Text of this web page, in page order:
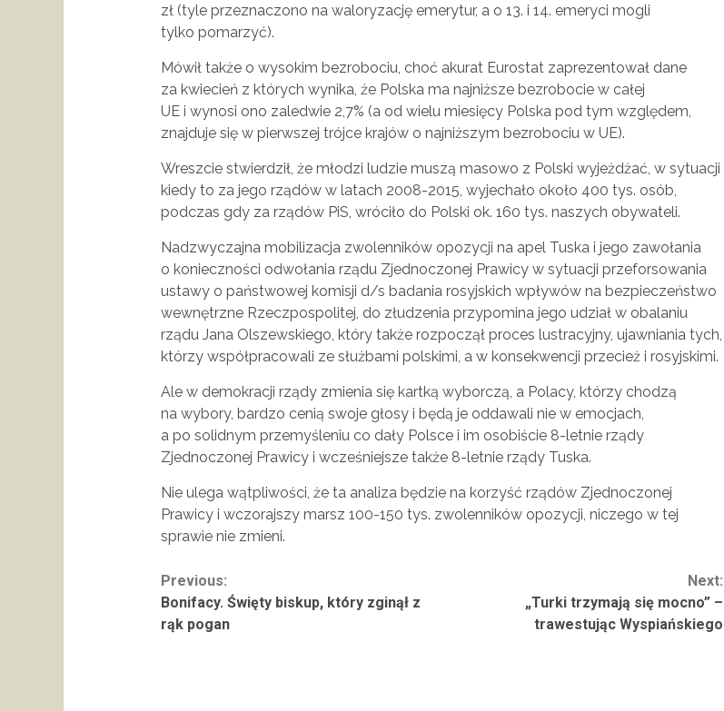
zł (tyle przeznaczono na waloryzację emerytur, a o 13. i 14. emeryci mogli
tylko pomarzyć).
Mówił także o wysokim bezrobociu, choć akurat Eurostat zaprezentował dane
za kwiecień z których wynika, że Polska ma najniższe bezrobocie w całej
UE i wynosi ono zaledwie 2,7% (a od wielu miesięcy Polska pod tym względem,
znajduje się w pierwszej trójce krajów o najniższym bezrobociu w UE).
Wreszcie stwierdził, że młodzi ludzie muszą masowo z Polski wyjeżdżać, w sytuacji
kiedy to za jego rządów w latach 2008-2015, wyjechało około 400 tys. osób,
podczas gdy za rządów PiS, wróciło do Polski ok. 160 tys. naszych obywateli.
Nadzwyczajna mobilizacja zwolenników opozycji na apel Tuska i jego zawołania
o konieczności odwołania rządu Zjednoczonej Prawicy w sytuacji przeforsowania
ustawy o państwowej komisji d/s badania rosyjskich wpływów na bezpieczeństwo
wewnętrzne Rzeczpospolitej, do złudzenia przypomina jego udział w obalaniu
rządu Jana Olszewskiego, który także rozpoczął proces lustracyjny, ujawniania tych,
którzy współpracowali ze służbami polskimi, a w konsekwencji przecież i rosyjskimi.
Ale w demokracji rządy zmienia się kartką wyborczą, a Polacy, którzy chodzą
na wybory, bardzo cenią swoje głosy i będą je oddawali nie w emocjach,
a po solidnym przemyśleniu co dały Polsce i im osobiście 8-letnie rządy
Zjednoczonej Prawicy i wcześniejsze także 8-letnie rządy Tuska.
Nie ulega wątpliwości, że ta analiza będzie na korzyść rządów Zjednoczonej
Prawicy i wczorajszy marsz 100-150 tys. zwolenników opozycji, niczego w tej
sprawie nie zmieni.
Continue
Reading
Previous:
Bonifacy. Święty biskup, który zginął z
rąk pogan
Next:
„Turki trzymają się mocno” –
trawestując Wyspiańskiego